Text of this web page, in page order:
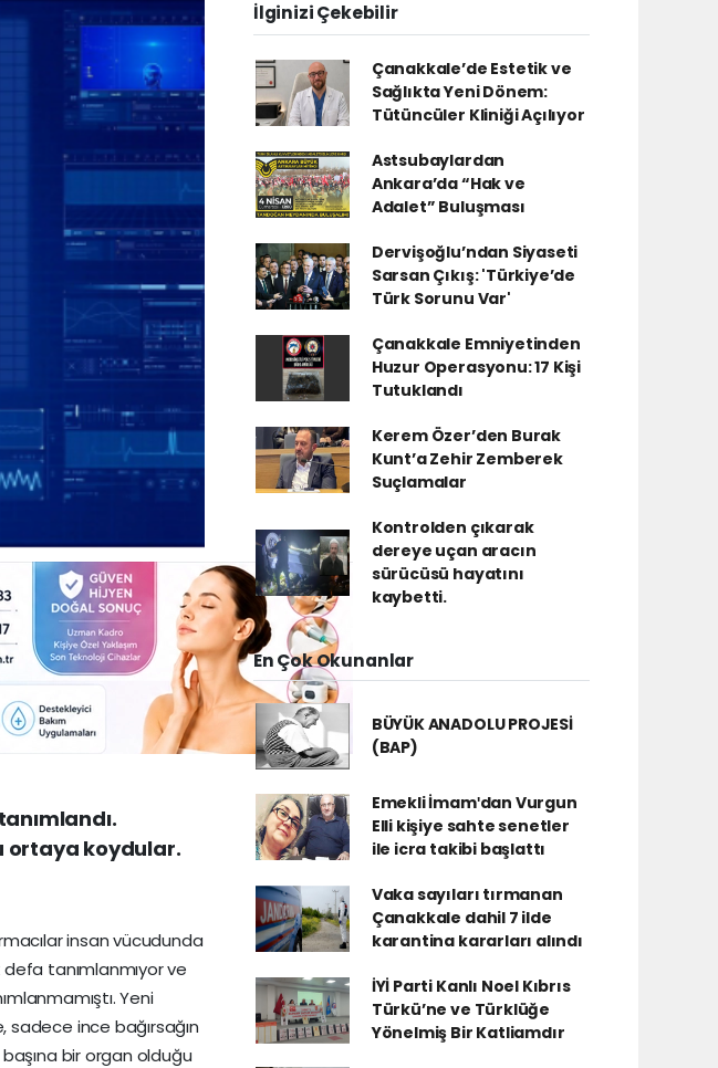
ortaya koydular.
insan vücudunda
tanımlanmıyor ve
Yeni
sadece ince bağırsağın
bir organ olduğu
İlginizi Çekebilir
Çanakkale’de Estetik ve
Sağlıkta Yeni Dönem:
Tütüncüler Kliniği Açılıyor
Astsubaylardan
Ankara’da “Hak ve
Adalet” Buluşması
Dervişoğlu’ndan Siyaseti
Sarsan Çıkış: 'Türkiye’de
Türk Sorunu Var'
Çanakkale Emniyetinden
Huzur Operasyonu: 17 Kişi
Tutuklandı
Kerem Özer’den Burak
Kunt’a Zehir Zemberek
Suçlamalar
Kontrolden çıkarak
dereye uçan aracın
sürücüsü hayatını
kaybetti.
En Çok Okunanlar
BÜYÜK ANADOLU PROJESİ
(BAP)
Emekli İmamʹdan Vurgun
Elli kişiye sahte senetler
ile icra takibi başlattı
Vaka sayıları tırmanan
Çanakkale dahil 7 ilde
karantina kararları alındı
İYİ Parti Kanlı Noel Kıbrıs
Türkü’ne ve Türklüğe
Yönelmiş Bir Katliamdır